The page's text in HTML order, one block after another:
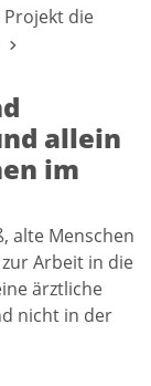
die
allein
im
alte Menschen
Arbeit in die
ärztliche
nicht in der